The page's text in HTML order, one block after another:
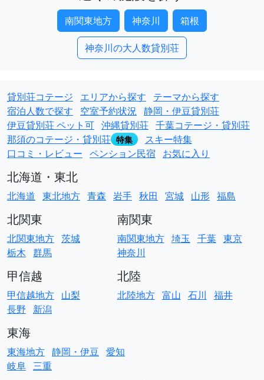
南関東地方 神奈川 箱根
神奈川の大人数貸別荘
貸別荘コテージ エリアから探す
テーマから探す
宿泊人数で探す
空室予約状況 静岡・伊豆貸別荘
伊豆貸別荘 ペット可 沖縄貸別荘 千葉コテージ・貸別荘
那須のコテージ・貸別荘 特集
スキー特集
口コミ・レビュー ペンション民宿 お気に入り
北海道・東北
北海道 東北地方 青森 岩手 秋田 宮城 山形 福島
北関東
北関東地方 茨城
栃木 群馬
南関東
南関東地方 埼玉 千葉 東京
神奈川
甲信越
甲信越地方 山梨
長野
新潟
北陸
北陸地方 富山 石川 福井
東海
東海地方 静岡・伊豆 愛知
岐阜 三重